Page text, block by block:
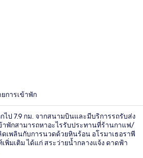
การเข้าพัก
ไป 7.9 กม. จากสนามบินและมีบริการรถรับส่ง
พักสามารถหาอะไรรับประทานที่ร้านกาแฟ/
ดเพลินกับการนวดด้วยหินร้อน อโรมาเธอราพี
พิ่มเติม ได้แก่ สระว่ายน้ำกลางแจ้ง ดาดฟ้า